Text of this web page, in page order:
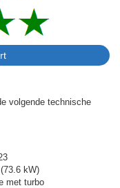
volgende technische
kW)
met turbo